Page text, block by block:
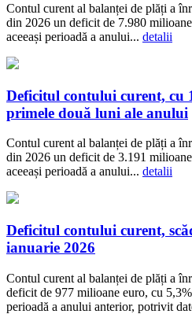
Contul curent al balanței de plăți a
din 2026 un deficit de 7.980
aceeași perioadă a anului... detalii
Deficitul contului curent, cu
primele două luni ale anului
Contul curent al balanței de plăți a
din 2026 un deficit de 3.191
aceeași perioadă a anului... detalii
Deficitul contului curent,
ianuarie 2026
Contul curent al balanței de plăți a
deficit de 977 milioane euro, cu
perioadă a anului anterior, potrivit